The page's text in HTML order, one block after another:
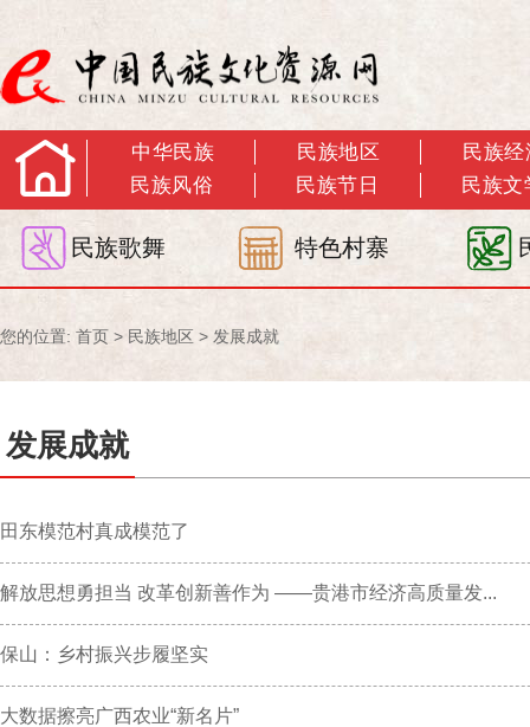
中华民族 民族地区
民族经
民族风俗
民族节日 民族文
民族歌舞 特色村寨
您的位置: 首页 > 民族地区 > 发展成就
发展成就
田东模范村真成模范了
解放思想勇担当 改革创新善作为 ——贵港市经济高质量发...
保山：乡村振兴步履坚实
大数据擦亮广西农业“新名片”